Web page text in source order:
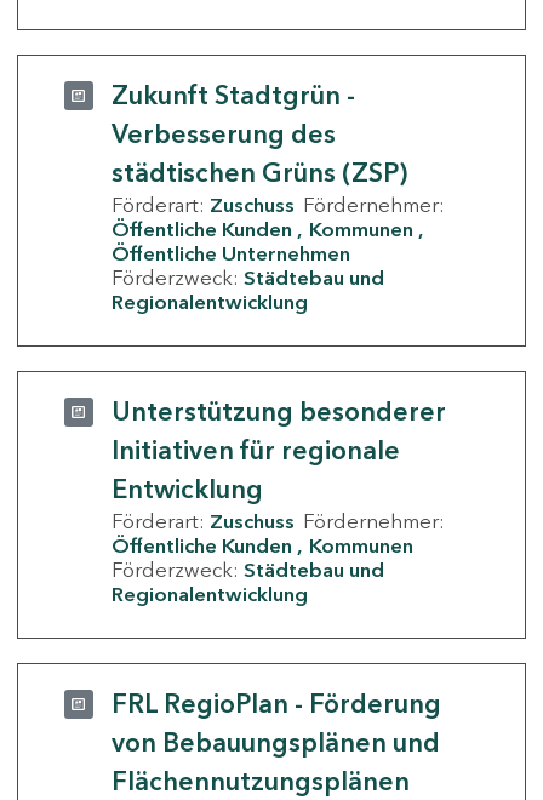
Zukunft Stadtgrün -
Verbesserung des
städtischen Grüns (ZSP)
Förderart: Zuschuss Fördernehmer:
Öffentliche Kunden
Kommunen
Öffentliche Unternehmen
Förderzweck: Städtebau und
Regionalentwicklung
Unterstützung besonderer
Initiativen für regionale
Entwicklung
Förderart: Zuschuss Fördernehmer:
Öffentliche Kunden
Kommunen
Förderzweck: Städtebau und
Regionalentwicklung
FRL RegioPlan - Förderung
von Bebauungsplänen und
Flächennutzungsplänen